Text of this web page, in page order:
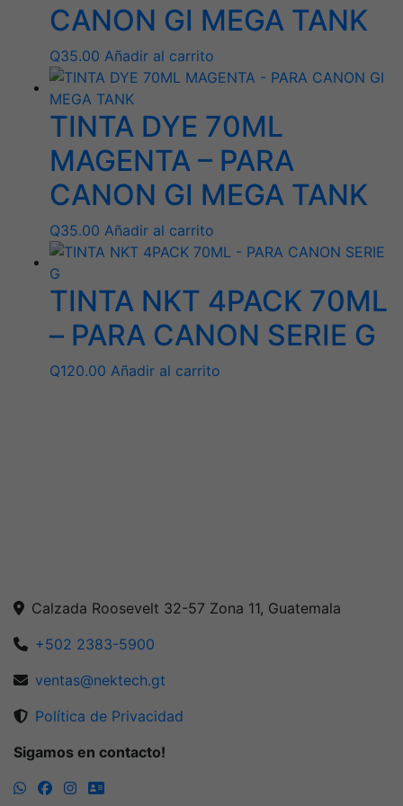
CANON GI MEGA TANK
Q35.00 Añadir al carrito
TINTA DYE 70ML
MAGENTA – PARA
CANON GI MEGA TANK
Q35.00 Añadir al carrito
TINTA NKT 4PACK 70ML
– PARA CANON SERIE G
Q120.00 Añadir al carrito
Calzada Roosevelt 32-57 Zona 11, Guatemala
+502 2383-5900
ventas@nektech.gt
Política de Privacidad
Sigamos en contacto!